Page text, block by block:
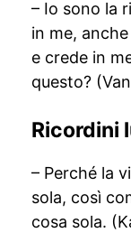
– Io sono la
in me,
e crede in
questo?
Ricordini
– Perché la
sola, così
cosa sola.